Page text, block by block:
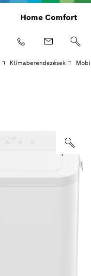
Home Comfort
Klímaberendezések